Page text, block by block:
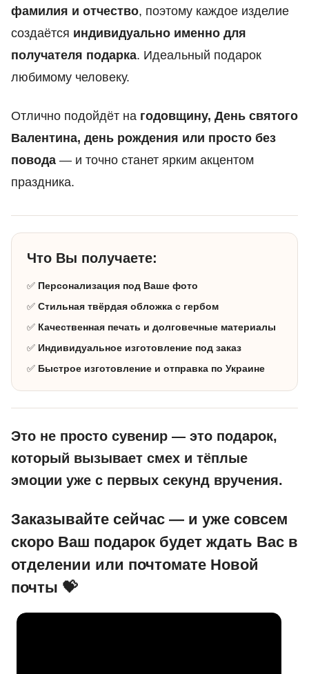
фамилия и отчество, поэтому каждое изделие
создаётся индивидуально именно для
получателя подарка. Идеальный подарок
любимому человеку.
Отлично подойдёт на годовщину, День святого
Валентина, день рождения или просто без
повода — и точно станет ярким акцентом
праздника.
Что Вы получаете:
✅ Персонализация под Ваше фото
✅ Стильная твёрдая обложка с гербом
✅ Качественная печать и долговечные материалы
✅ Индивидуальное изготовление под заказ
✅ Быстрое изготовление и отправка по Украине
Это не просто сувенир — это подарок,
который вызывает смех и тёплые
эмоции уже с первых секунд вручения.
Заказывайте сейчас — и уже совсем
скоро Ваш подарок будет ждать Вас в
отделении или почтомате Новой
почты 💝